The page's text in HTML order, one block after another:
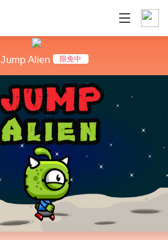
Jump Alien 限免中